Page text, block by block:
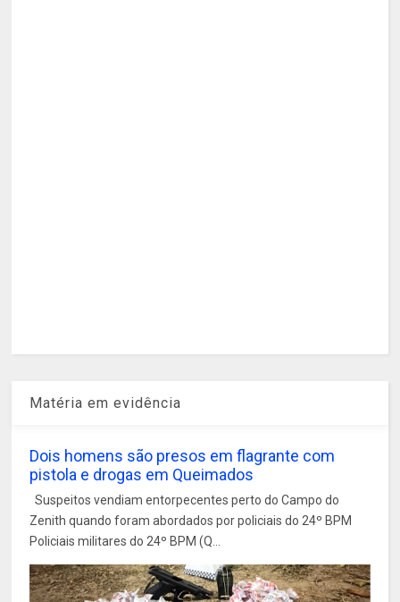
Matéria em evidência
Dois homens são presos em flagrante com
pistola e drogas em Queimados
Suspeitos vendiam entorpecentes perto do Campo do
Zenith quando foram abordados por policiais do 24º BPM
Policiais militares do 24º BPM (Q...